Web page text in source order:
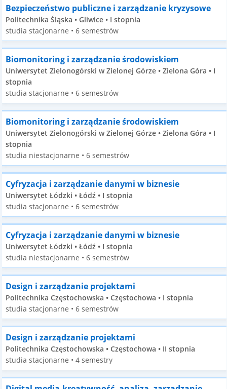
Bezpieczeństwo publiczne i zarządzanie kryzysowe
Politechnika Śląska • Gliwice • I stopnia
studia stacjonarne • 6 semestrów
Biomonitoring i zarządzanie środowiskiem
Uniwersytet Zielonogórski w Zielonej Górze • Zielona Góra • I
stopnia
studia stacjonarne • 6 semestrów
Biomonitoring i zarządzanie środowiskiem
Uniwersytet Zielonogórski w Zielonej Górze • Zielona Góra • I
stopnia
studia niestacjonarne • 6 semestrów
Cyfryzacja i zarządzanie danymi w biznesie
Uniwersytet Łódzki • Łódź • I stopnia
studia stacjonarne • 6 semestrów
Cyfryzacja i zarządzanie danymi w biznesie
Uniwersytet Łódzki • Łódź • I stopnia
studia niestacjonarne • 6 semestrów
Design i zarządzanie projektami
Politechnika Częstochowska • Częstochowa • I stopnia
studia stacjonarne • 6 semestrów
Design i zarządzanie projektami
Politechnika Częstochowska • Częstochowa • II stopnia
studia stacjonarne • 4 semestry